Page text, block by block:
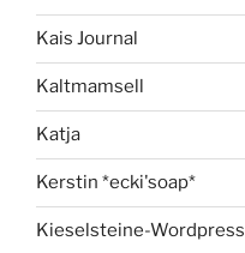
Kais Journal
Kaltmamsell
Katja
Kerstin *ecki'soap*
Kieselsteine-Wordpress